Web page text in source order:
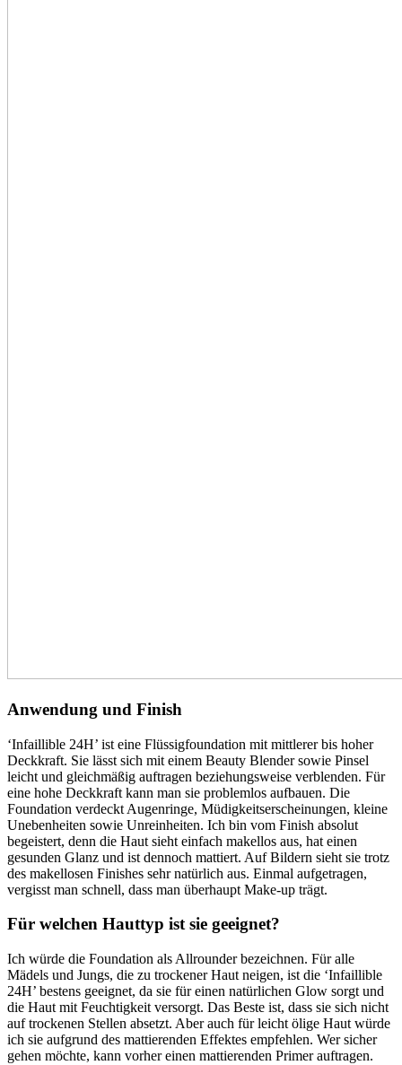
Anwendung und Finish
‘Infaillible 24H’ ist eine Flüssigfoundation mit mittlerer bis hoher
Deckkraft. Sie lässt sich mit einem Beauty Blender sowie Pinsel
leicht und gleichmäßig auftragen beziehungsweise verblenden. Für
eine hohe Deckkraft kann man sie problemlos aufbauen. Die
Foundation verdeckt Augenringe, Müdigkeitserscheinungen, kleine
Unebenheiten sowie Unreinheiten. Ich bin vom Finish absolut
begeistert, denn die Haut sieht einfach makellos aus, hat einen
gesunden Glanz und ist dennoch mattiert. Auf Bildern sieht sie trotz
des makellosen Finishes sehr natürlich aus. Einmal aufgetragen,
vergisst man schnell, dass man überhaupt Make-up trägt.
Für welchen Hauttyp ist sie geeignet?
Ich würde die Foundation als Allrounder bezeichnen. Für alle
Mädels und Jungs, die zu trockener Haut neigen, ist die ‘Infaillible
24H’ bestens geeignet, da sie für einen natürlichen Glow sorgt und
die Haut mit Feuchtigkeit versorgt. Das Beste ist, dass sie sich nicht
auf trockenen Stellen absetzt. Aber auch für leicht ölige Haut würde
ich sie aufgrund des mattierenden Effektes empfehlen. Wer sicher
gehen möchte, kann vorher einen mattierenden Primer auftragen.